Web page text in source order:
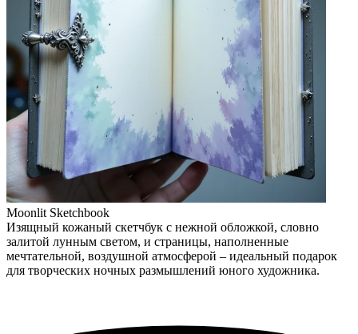
Moonlit Sketchbook
Изящный кожаный скетчбук с нежной обложкой, словно
залитой лунным светом, и страницы, наполненные
мечтательной, воздушной атмосферой – идеальный подарок
для творческих ночных размышлений юного художника.